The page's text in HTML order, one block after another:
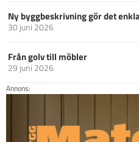
Ny byggbeskrivning gör det
30 juni 2026
Från golv till möbler
29 juni 2026
Annons: